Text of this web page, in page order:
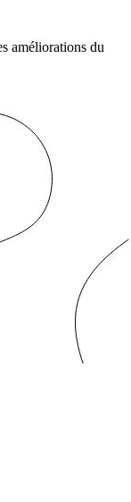
améliorations du